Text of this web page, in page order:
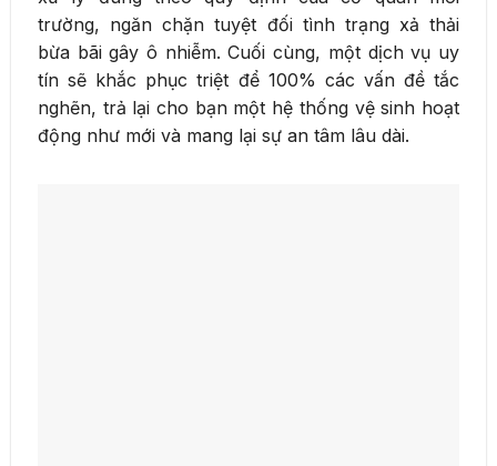
trường, ngăn chặn tuyệt đối tình trạng xả thải
bừa bãi gây ô nhiễm. Cuối cùng, một dịch vụ uy
tín sẽ khắc phục triệt để 100% các vấn đề tắc
nghẽn, trả lại cho bạn một hệ thống vệ sinh hoạt
động như mới và mang lại sự an tâm lâu dài.